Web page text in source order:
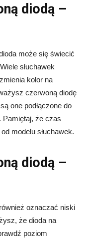
diodą –
może się świecić
słuchawek
kolor na
czerwoną diodę
one podłączone do
Pamiętaj, że czas
modelu słuchawek.
diodą –
oznaczać niski
że dioda na
poziom